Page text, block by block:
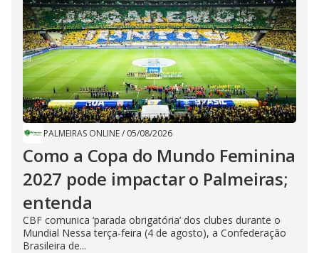
PALMEIRAS ONLINE/ 05/08/2026
Como a Copa do Mundo Feminina
2027 pode impactar o Palmeiras;
entenda
CBF comunica ‘parada obrigatória’ dos clubes durante o
Mundial Nessa terça-feira (4 de agosto), a Confederação
Brasileira de...